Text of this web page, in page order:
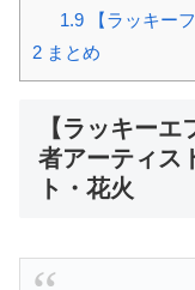
1.9【ラッキー
2 まとめ
【ラッキー
者アーティス
ト・花火